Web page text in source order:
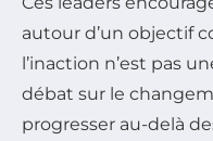
autour d’un objectif
l’inaction n’est pas
débat sur le
progresser au-delà